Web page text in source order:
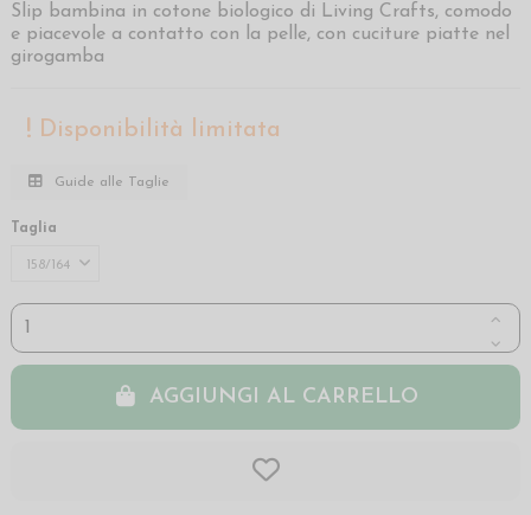
Slip bambina in cotone biologico di Living Crafts, comodo
e piacevole a contatto con la pelle, con cuciture piatte nel
girogamba
Disponibilità limitata
Guide alle Taglie
Taglia
AGGIUNGI AL CARRELLO